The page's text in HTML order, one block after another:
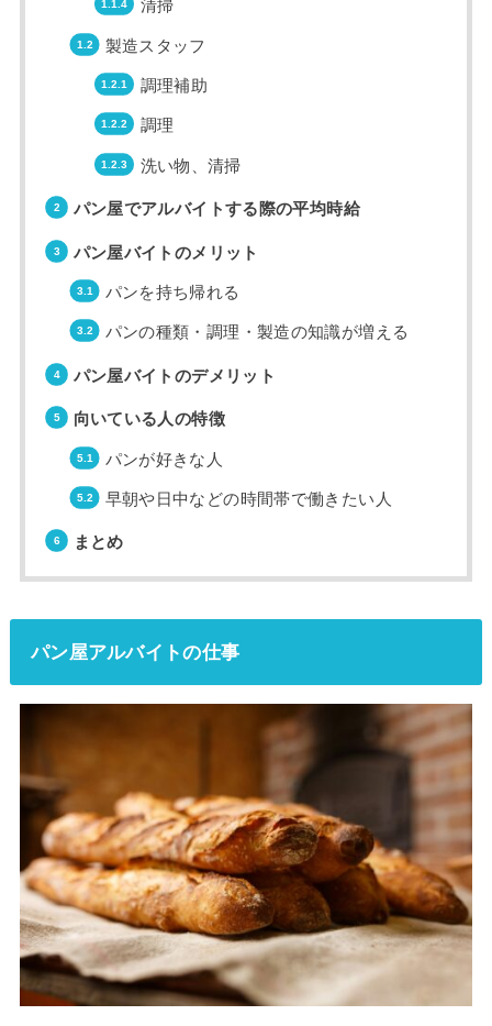
清掃
製造スタッフ
調理補助
調理
洗い物、清掃
パン屋でアルバイトする際の平均時給
パン屋バイトのメリット
パンを持ち帰れる
パンの種類・調理・製造の知識が増える
パン屋バイトのデメリット
向いている人の特徴
パンが好きな人
早朝や日中などの時間帯で働きたい人
まとめ
パン屋アルバイトの仕事